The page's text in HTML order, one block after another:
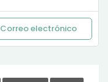
Correo electrónico